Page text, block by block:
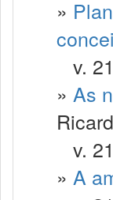
»
v.
» As
v.
» A